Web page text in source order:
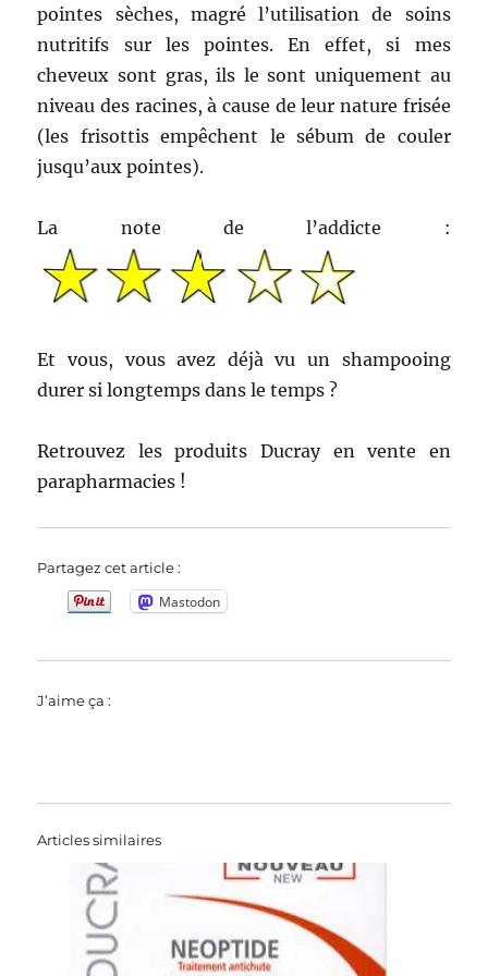
pointes sèches, magré l’utilisation de soins
nutritifs sur les pointes. En effet, si mes
cheveux sont gras, ils le sont uniquement au
niveau des racines, à cause de leur nature frisée
(les frisottis empêchent le sébum de couler
jusqu’aux pointes).
La note de l’addicte :
Et vous, vous avez déjà vu un shampooing
durer si longtemps dans le temps ?
Retrouvez les produits Ducray en vente en
parapharmacies !
Partagez cet article :
Mastodon
J’aime ça :
Articles similaires